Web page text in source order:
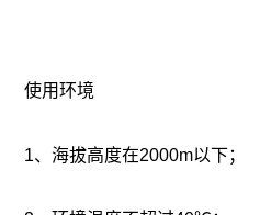
使用环境
1、海拔高度在2000m以下；